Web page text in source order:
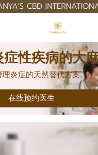
CBD
性疾病的大
炎症的天然替代方案。
在线预约医生